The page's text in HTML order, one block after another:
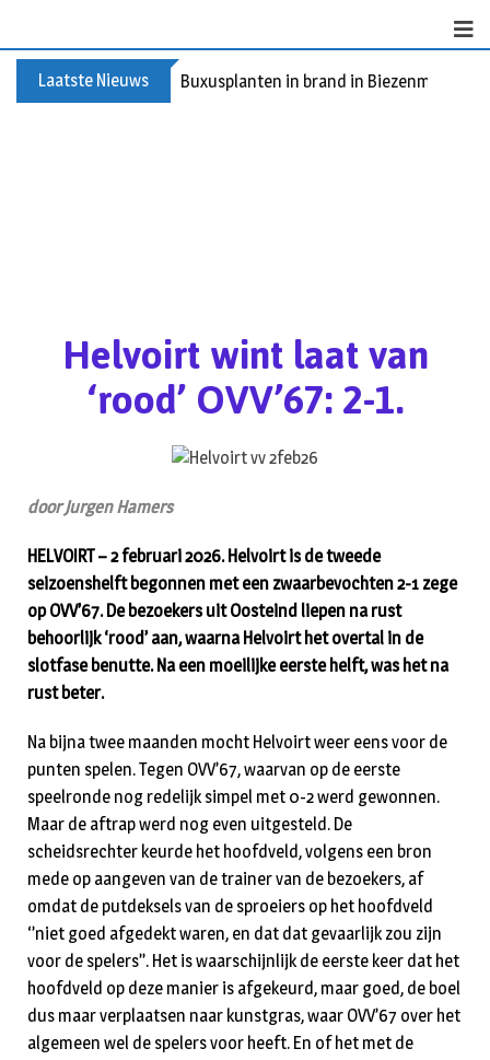
Laatste Nieuws Buxusplanten in brand in Biezenmortel,
Helvoirt wint laat van
‘rood’ OVV’67: 2-1.
door Jurgen Hamers
HELVOIRT – 2 februari 2026. Helvoirt is de tweede
seizoenshelft begonnen met een zwaarbevochten 2-1 zege
op OVV’67. De bezoekers uit Oosteind liepen na rust
behoorlijk ‘rood’ aan, waarna Helvoirt het overtal in de
slotfase benutte. Na een moeilijke eerste helft, was het na
rust beter.
Na bijna twee maanden mocht Helvoirt weer eens voor de
punten spelen. Tegen OVV’67, waarvan op de eerste
speelronde nog redelijk simpel met 0-2 werd gewonnen.
Maar de aftrap werd nog even uitgesteld. De
scheidsrechter keurde het hoofdveld, volgens een bron
mede op aangeven van de trainer van de bezoekers, af
omdat de putdeksels van de sproeiers op het hoofdveld
‘’niet goed afgedekt waren, en dat dat gevaarlijk zou zijn
voor de spelers’’. Het is waarschijnlijk de eerste keer dat het
hoofdveld op deze manier is afgekeurd, maar goed, de boel
dus maar verplaatsen naar kunstgras, waar OVV’67 over het
algemeen wel de spelers voor heeft. En of het met de